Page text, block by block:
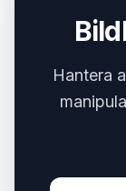
Hantera